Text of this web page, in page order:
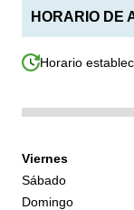
HORARIO DE
Horario
Viernes
Sábado
Domingo